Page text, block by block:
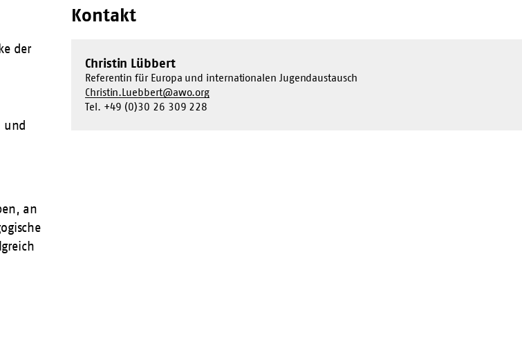
der
und
an
Kontakt
Christin Lübbert
Referentin für Europa und internationalen Jugendaustausch
Christin.Luebbert@awo.org
Tel. +49 (0)30 26 309 228